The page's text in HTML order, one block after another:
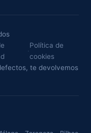
·
Política de
cookies
te devolvemos